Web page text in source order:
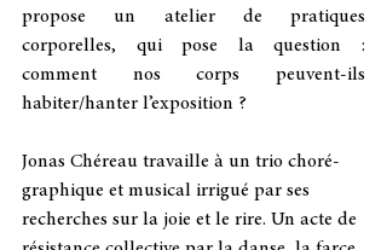
propose un atelier de pratiques
corporelles, qui pose la question :
comment nos corps peuvent-ils
habiter/hanter l’exposition ?
Jonas Ché­reau tra­vaille à un trio cho­ré­
gra­phique et musi­cal irri­gué par ses
recherches sur la joie et le rire. Un acte de